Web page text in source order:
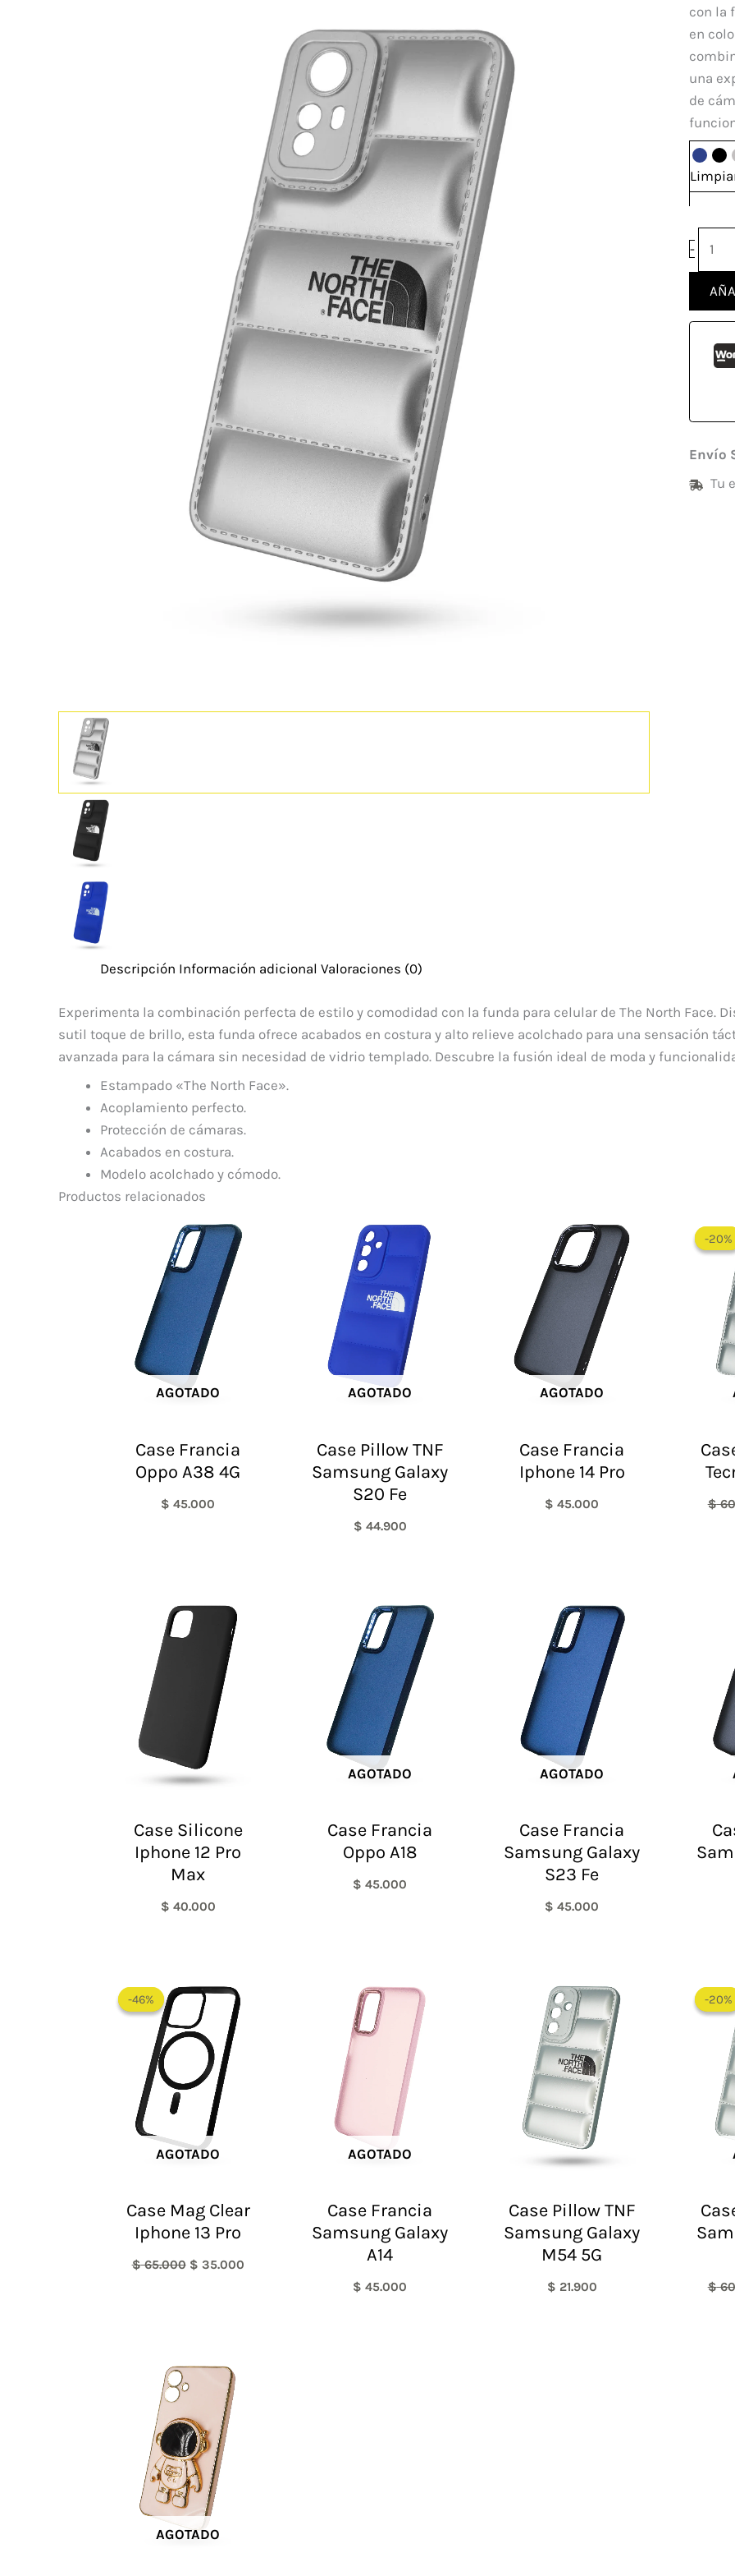
con la
en
una
de
-
TNF
Xiaomi
Note
Envío
Tu
Descripción Información adicional Valoraciones (0)
Experimenta la combinación perfecta de estilo y comodidad con la funda para celular de The North Face.
sutil toque de brillo, esta funda ofrece acabados en costura y alto relieve acolchado para una sensación
avanzada para la cámara sin necesidad de vidrio templado. Descubre la fusión ideal de moda y
Estampado «The North Face».
Acoplamiento perfecto.
Protección de cámaras.
Acabados en costura.
Modelo acolchado y cómodo.
Productos relacionados
AGOTADO
Case Francia
Oppo A38 4G
$ 45.000
AGOTADO
Case Pillow TNF
Samsung Galaxy
S20 Fe
$ 44.900
AGOTADO
Case Francia
Iphone 14 Pro
$ 45.000
-20%
-20%
$
Case Silicone
Iphone 12 Pro
Max
$ 40.000
AGOTADO
Case Francia
Oppo A18
$ 45.000
AGOTADO
Case Francia
Samsung Galaxy
S23 Fe
$ 45.000
-46%
AGOTADO
-46%
Case Mag Clear
Iphone 13 Pro
$65.000
precio
original
era:
$ 65.000.
$ 35.000
AGOTADO
Case Francia
Samsung Galaxy
A14
$ 45.000
Case Pillow TNF
Samsung Galaxy
M54 5G
$ 21.900
-20%
-20%
$
AGOTADO